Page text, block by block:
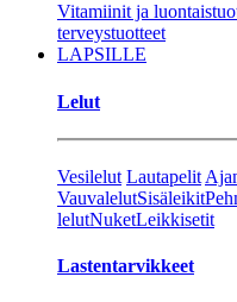
Vitamiinit ja
terveystuotteet
LAPSILLE
Lelut
Vesilelut Lautapelit
VauvalelutSisäleikit
lelutNuketLeikkisetit
Lastentarvikkeet